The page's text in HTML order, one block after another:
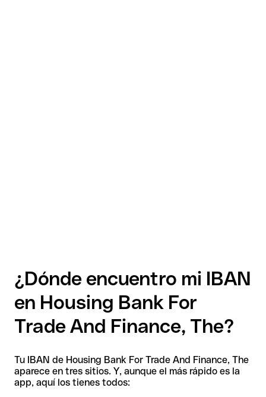
¿Dónde encuentro mi IBAN
en Housing Bank For
Trade And Finance, The?
Tu IBAN de Housing Bank For Trade And Finance, The
aparece en tres sitios. Y, aunque el más rápido es la
app, aquí los tienes todos: